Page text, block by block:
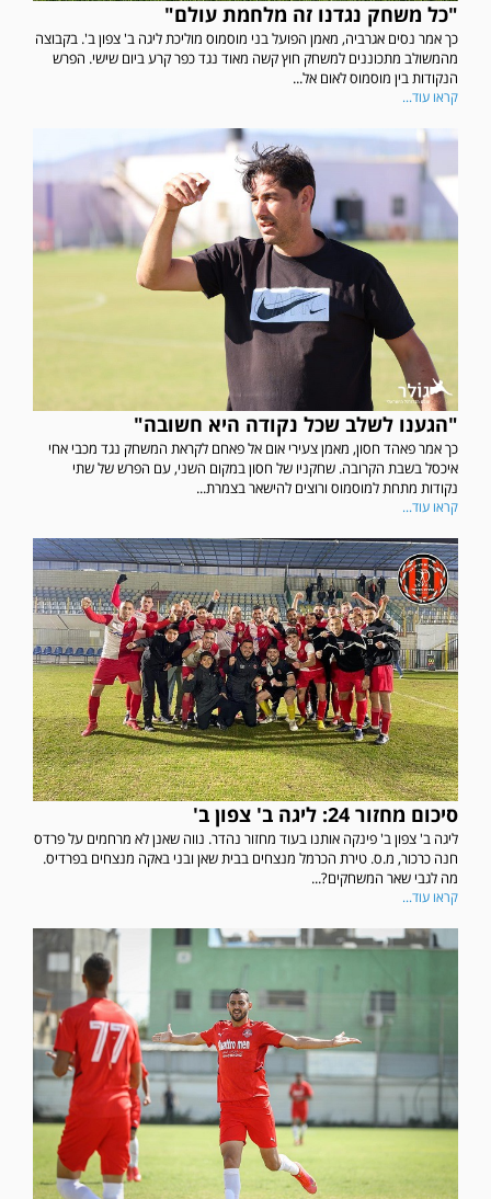
"כל משחק נגדנו זה מלחמת עולם"
כך אמר נסים אגרביה, מאמן הפועל בני מוסמוס מוליכת ליגה ב' צפון ב'. בקבוצה
מהמשולב מתכוננים למשחק חוץ קשה מאוד נגד כפר קרע ביום שישי. הפרש
הנקודות בין מוסמוס לאום אל...
קראו עוד...
"הגענו לשלב שכל נקודה היא חשובה"
כך אמר פאהד חסון, מאמן צעירי אום אל פאחם לקראת המשחק נגד מכבי אחי
איכסל בשבת הקרובה. שחקניו של חסון במקום השני, עם הפרש של שתי
נקודות מתחת למוסמוס ורוצים להישאר בצמרת...
קראו עוד...
סיכום מחזור 24: ליגה ב' צפון ב'
ליגה ב' צפון ב' פינקה אותנו בעוד מחזור נהדר. נווה שאנן לא מרחמים על פרדס
חנה כרכור, מ.ס. טירת הכרמל מנצחים בבית שאן ובני באקה מנצחים בפרדיס.
מה לגבי שאר המשחקים?...
קראו עוד...